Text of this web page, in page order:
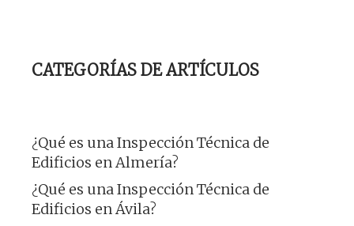
CATEGORÍAS DE ARTÍCULOS
¿Qué es una Inspección Técnica de
Edificios en Almería?
¿Qué es una Inspección Técnica de
Edificios en Ávila?